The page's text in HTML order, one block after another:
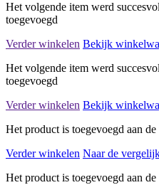
Het volgende item werd
toegevoegd
Verder winkelen Bekijk
Het volgende item werd
toegevoegd
Verder winkelen Bekijk
Het product is toegevoegd aan
Verder winkelen Naar de
Het product is toegevoegd aan